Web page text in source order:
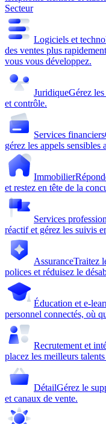
Secteur
Logiciels et
des ventes plus
vous vous développez.
JuridiqueGérez
et contrôle.
Services financiers
gérez les appels sensibles
Immobilier
et restez en tête de la
Services
réactif et gérez les suivis
AssuranceTraitez
polices et réduisez le
Éducation et e-
personnel connectés, où
Recrutement et
placez les meilleurs
DétailGérez le
et canaux de vente.